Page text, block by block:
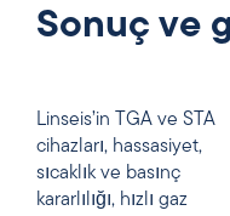
Sonuç ve
Linseis’in TGA ve STA
cihazları, hassasiyet,
sıcaklık ve basınç
kararlılığı, hızlı gaz
Gelecekteki
perspektifler arasında
karmaşık gaz
karışımlarının (örn.